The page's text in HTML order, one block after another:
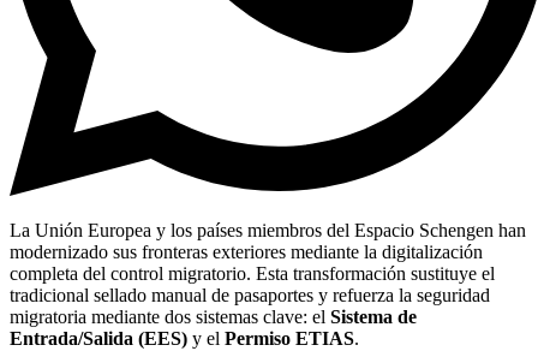
La Unión Europea y los países miembros del Espacio Schengen han
modernizado sus fronteras exteriores mediante la digitalización
completa del control migratorio. Esta transformación sustituye el
tradicional sellado manual de pasaportes y refuerza la seguridad
migratoria mediante dos sistemas clave: el Sistema de
Entrada/Salida (EES) y el Permiso ETIAS.